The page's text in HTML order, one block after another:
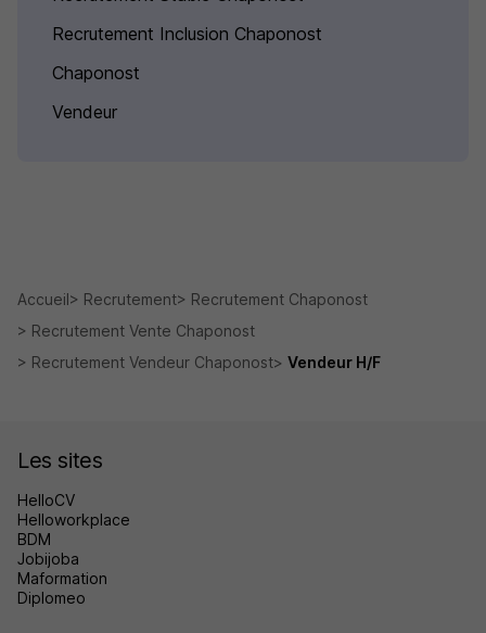
Recrutement Inclusion Chaponost
Chaponost
Vendeur
Accueil Recrutement
Recrutement Chaponost
Recrutement Vente Chaponost
Recrutement Vendeur Chaponost
Vendeur H/F
Les sites
HelloCV
Helloworkplace
BDM
Jobijoba
Maformation
Diplomeo